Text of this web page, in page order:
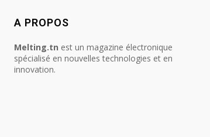
A PROPOS
Melting.tn est un magazine électronique
spécialisé en nouvelles technologies et en
innovation.